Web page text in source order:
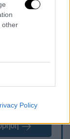
other
Policy
ευθύνη. Το
θα